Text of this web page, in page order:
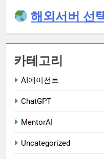
해외서버 선
카테고리
AI에이전트
ChatGPT
MentorAI
Uncategorized